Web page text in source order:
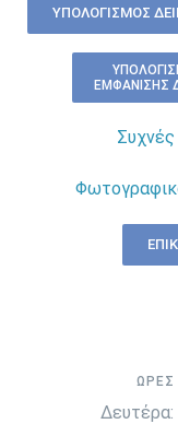
ΥΠΟΛΟΓΙΣΜΌΣ
ΕΜΦΆΝΙΣΗΣ
ΏΡΕΣ
Δευτέρα: